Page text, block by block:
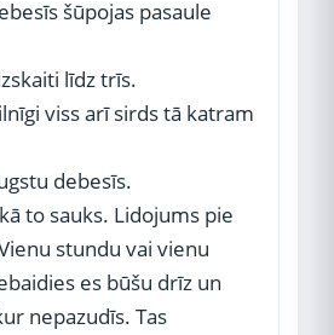
šūpojas pasaule
līdz trīs.
viss arī sirds tā katram
debesīs.
to sauks. Lidojums pie
stundu vai vienu
es būšu drīz un
nepazudīs. Tas